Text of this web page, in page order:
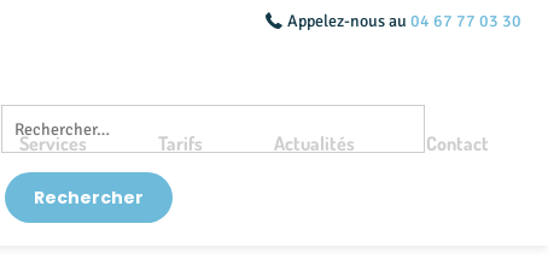
Appelez-nous au 04 67 77 03 30
Services Tarifs Actualités Contact